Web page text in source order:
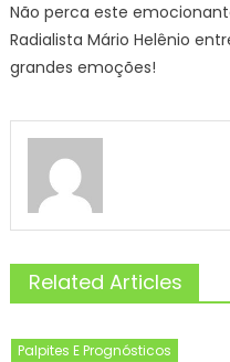
Não perca este
Radialista Mário Helênio
grandes emoções!
Related Articles
Palpites E Prognósticos